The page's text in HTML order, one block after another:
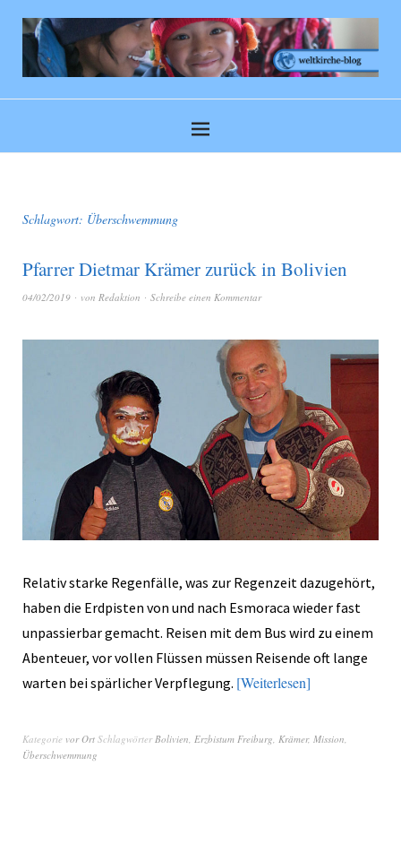
Schlagwort: Überschwemmung
Pfarrer Dietmar Krämer zurück in Bolivien
04/02/2019 von Redaktion Schreibe einen Kommentar
Relativ starke Regenfälle, was zur Regenzeit dazugehört,
haben die Erdpisten von und nach Esmoraca wieder fast
unpassierbar gemacht. Reisen mit dem Bus wird zu einem
Abenteuer, vor vollen Flüssen müssen Reisende oft lange
warten bei spärlicher Verpflegung. Weiterlesen
Kategorie vor Ort SchlagwörterBolivien, Erzbistum Freiburg, Krämer, Mission,
Überschwemmung